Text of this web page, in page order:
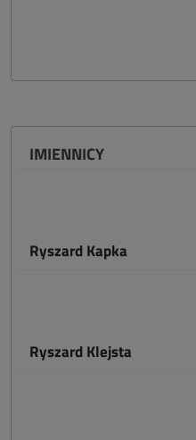
IMIENNICY
Ryszard Kapka
Ryszard Klejsta